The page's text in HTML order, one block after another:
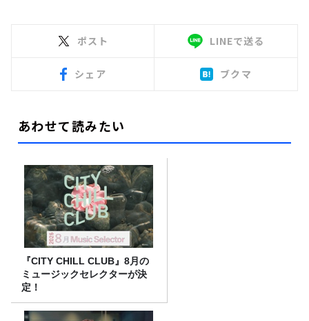
ポスト LINEで送る
シェア ブクマ
あわせて読みたい
『CITY CHILL CLUB』8月の
ミュージックセレクターが決
定！